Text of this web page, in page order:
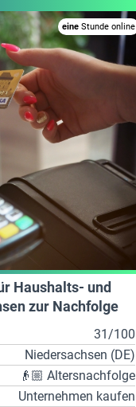
eine Stunde online
Haushalts- und
zur Nachfolge
31/100
Niedersachsen (DE)
👴🏼 Altersnachfolge
Unternehmen kaufen